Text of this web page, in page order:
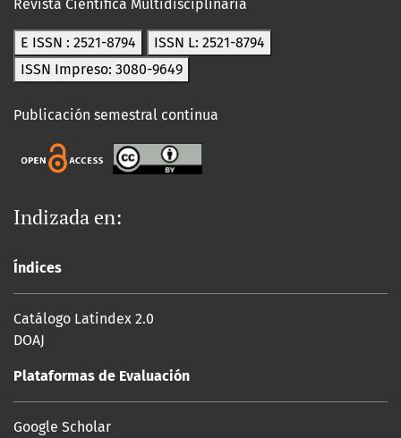
Revista Científica Multidisciplinaria
E ISSN : 2521-8794
ISSN L: 2521-8794
ISSN Impreso: 3080-9649
Publicación semestral continua
Indizada en:
Índices
Catálogo Latindex 2.0
DOAJ
Plataformas de Evaluación
Google Scholar